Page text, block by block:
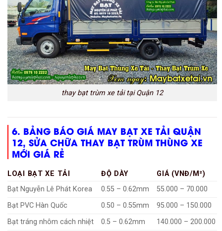
thay bạt trùm xe tải tại Quận 12
6. BẢNG BÁO GIÁ MAY BẠT XE TẢI QUẬN
12, SỬA CHỮA THAY BẠT TRÙM THÙNG XE
MỚI GIÁ RẺ
LOẠI BẠT XE TẢI ĐỘ DÀY
GIÁ (VNĐ/M²)
Bạt Nguyễn Lê Phát Korea
0.55 – 0.62mm
55.000 – 70.000
Bạt PVC Hàn Quốc
0.50 – 0.55mm
95.000 – 150.000
Bạt tráng nhôm cách nhiệt
0.5 – 0.62mm
140.000 – 200.000